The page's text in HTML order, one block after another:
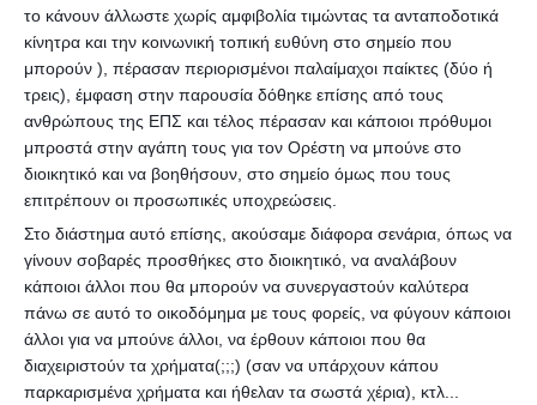
το κάνουν άλλωστε χωρίς αμφιβολία τιμώντας τα ανταποδοτικά
κίνητρα και την κοινωνική τοπική ευθύνη στο σημείο που
μπορούν ), πέρασαν περιορισμένοι παλαίμαχοι παίκτες (δύο ή
τρεις), έμφαση στην παρουσία δόθηκε επίσης από τους
ανθρώπους της ΕΠΣ και τέλος πέρασαν και κάποιοι πρόθυμοι
μπροστά στην αγάπη τους για τον Ορέστη να μπούνε στο
διοικητικό και να βοηθήσουν, στο σημείο όμως που τους
επιτρέπουν οι προσωπικές υποχρεώσεις.
Στο διάστημα αυτό επίσης, ακούσαμε διάφορα σενάρια, όπως να
γίνουν σοβαρές προσθήκες στο διοικητικό, να αναλάβουν
κάποιοι άλλοι που θα μπορούν να συνεργαστούν καλύτερα
πάνω σε αυτό το οικοδόμημα με τους φορείς, να φύγουν κάποιοι
άλλοι για να μπούνε άλλοι, να έρθουν κάποιοι που θα
διαχειριστούν τα χρήματα(;;;) (σαν να υπάρχουν κάπου
παρκαρισμένα χρήματα και ήθελαν τα σωστά χέρια), κτλ...